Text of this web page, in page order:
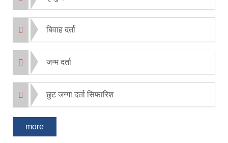
बिवाह दर्ता
जन्म दर्ता
छुट जग्गा दर्ता सिफारिश
more